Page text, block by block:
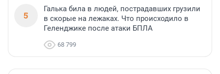
5
Галька била в людей, пострадавших грузили
в скорые на лежаках. Что происходило в
Геленджике после атаки БПЛА
68 799